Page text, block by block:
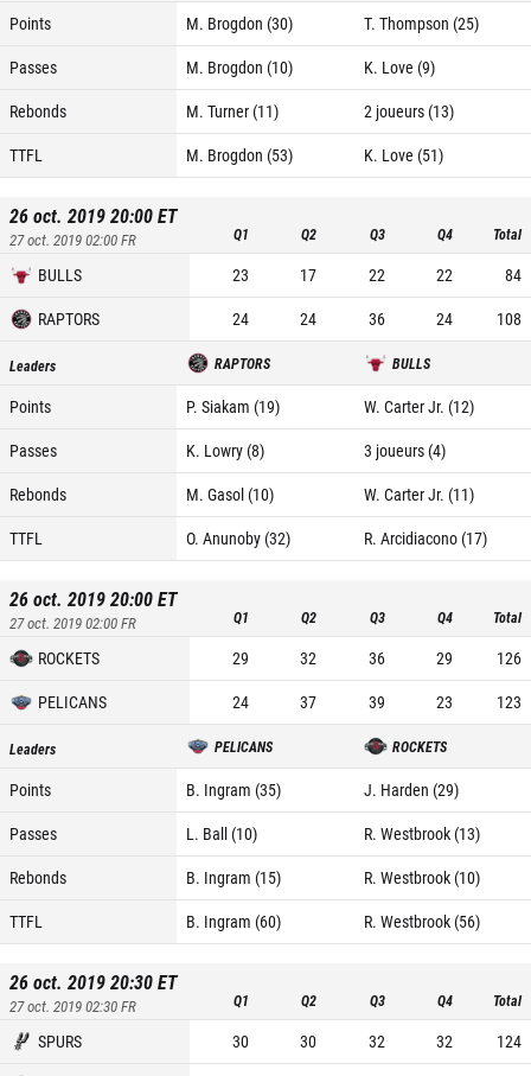
Points M. Brogdon (30)
T. Thompson (25)
Passes
M. Brogdon (10)
K. Love (9)
Rebonds
M. Turner (11)
2 joueurs (13)
TTFL
M. Brogdon (53) K. Love (51)
26 oct. 2019 20:00ET
27 oct. 2019 02:00FR Q1 Q2 Q3 Q4 Total
BULLS 23 17 22 22
84
RAPTORS
24 24 36 24 108
Leaders RAPTORS BULLS
Points P. Siakam (19)
W. Carter Jr. (12)
Passes
K. Lowry (8)
3 joueurs (4)
Rebonds
M. Gasol (10)
W. Carter Jr. (11)
TTFL
O. Anunoby (32) R. Arcidiacono (17)
26 oct. 2019 20:00ET
27 oct. 2019 02:00FR Q1 Q2 Q3 Q4 Total
ROCKETS 29 32 36 29
126
PELICANS
24 37 39 23 123
Leaders PELICANS ROCKETS
Points B. Ingram (35)
J. Harden (29)
Passes
L. Ball (10)
R. Westbrook (13)
Rebonds
B. Ingram (15)
R. Westbrook (10)
TTFL
B. Ingram (60) R. Westbrook (56)
26 oct. 2019 20:30ET
27 oct. 2019 02:30FR Q1 Q2 Q3 Q4 Total
SPURS 30 30 32 32
124